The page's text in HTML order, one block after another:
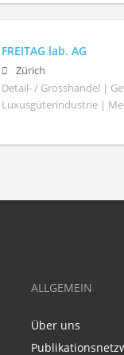
FREITAG lab. AG
Zürich
Detail- / Grosshandel |
Luxusgüterindustrie |
ALLGEMEIN
Über uns